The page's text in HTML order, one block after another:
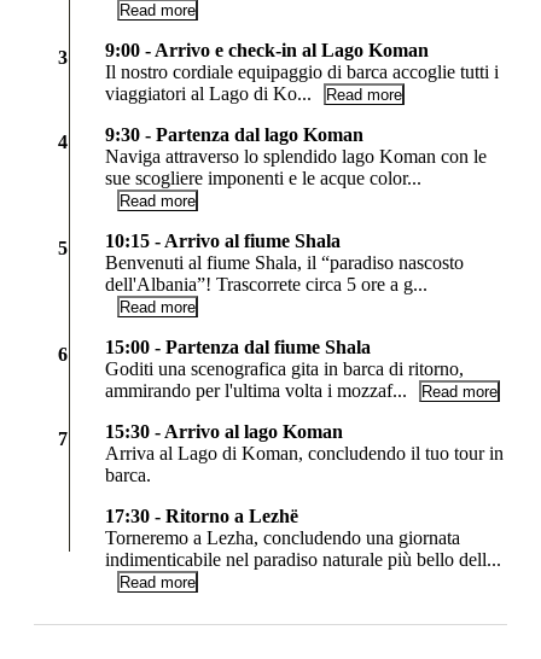
Read more
3
9:00 - Arrivo e check-in al Lago Koman
Il nostro cordiale equipaggio di barca accoglie tutti i
viaggiatori al Lago di Ko...
Read more
4
9:30 - Partenza dal lago Koman
Naviga attraverso lo splendido lago Koman con le
sue scogliere imponenti e le acque color...
Read more
5
10:15 - Arrivo al fiume Shala
Benvenuti al fiume Shala, il “paradiso nascosto
dell'Albania”! Trascorrete circa 5 ore a g...
Read more
6
15:00 - Partenza dal fiume Shala
Goditi una scenografica gita in barca di ritorno,
ammirando per l'ultima volta i mozzaf...
Read more
7
15:30 - Arrivo al lago Koman
Arriva al Lago di Koman, concludendo il tuo tour in
barca.
17:30 - Ritorno a Lezhë
Torneremo a Lezha, concludendo una giornata
indimenticabile nel paradiso naturale più bello dell...
Read more